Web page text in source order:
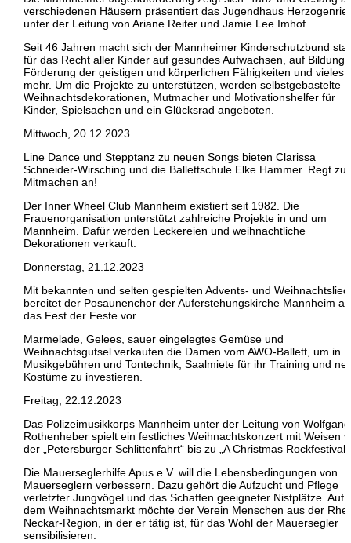
verschiedenen Häusern präsentiert das Jugendhaus
unter der Leitung von Ariane Reiter und Jamie Lee Imhof.
Seit 46 Jahren macht sich der Mannheimer Kinderschutzbund
für das Recht aller Kinder auf gesundes Aufwachsen, auf Bildung
Förderung der geistigen und körperlichen Fähigkeiten und vieles
mehr. Um die Projekte zu unterstützen, werden selbstgebastelte
Weihnachtsdekorationen, Mutmacher und Motivationshelfer für
Kinder, Spielsachen und ein Glücksrad angeboten.
Mittwoch, 20.12.2023
Line Dance und Stepptanz zu neuen Songs bieten Clarissa
Schneider-Wirsching und die Ballettschule Elke Hammer. Regt
Mitmachen an!
Der Inner Wheel Club Mannheim existiert seit 1982. Die
Frauenorganisation unterstützt zahlreiche Projekte in und um
Mannheim. Dafür werden Leckereien und weihnachtliche
Dekorationen verkauft.
Donnerstag, 21.12.2023
Mit bekannten und selten gespielten Advents- und
bereitet der Posaunenchor der Auferstehungskirche Mannheim
das Fest der Feste vor.
Marmelade, Gelees, sauer eingelegtes Gemüse und
Weihnachtsgutsel verkaufen die Damen vom AWO-Ballett, um in
Musikgebühren und Tontechnik, Saalmiete für ihr Training und
Kostüme zu investieren.
Freitag, 22.12.2023
Das Polizeimusikkorps Mannheim unter der Leitung von Wolfgang
Rothenheber spielt ein festliches Weihnachtskonzert mit Weisen
der „Petersburger Schlittenfahrt“ bis zu „A Christmas
Die Mauerseglerhilfe Apus e.V. will die Lebensbedingungen von
Mauerseglern verbessern. Dazu gehört die Aufzucht und Pflege
verletzter Jungvögel und das Schaffen geeigneter Nistplätze. Auf
dem Weihnachtsmarkt möchte der Verein Menschen aus der
Neckar-Region, in der er tätig ist, für das Wohl der Mauersegler
sensibilisieren.